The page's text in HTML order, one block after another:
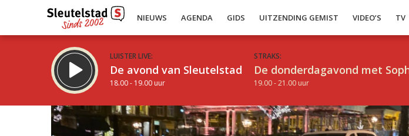
NIEUWS AGENDA GIDS UITZENDING GEMIST VIDEO’S TV
LUISTER LIVE:
De avond van Sleutelstad
18.00 - 19.00 uur
STRAKS:
De donderdagavond met
19.00 - 21.00 uur